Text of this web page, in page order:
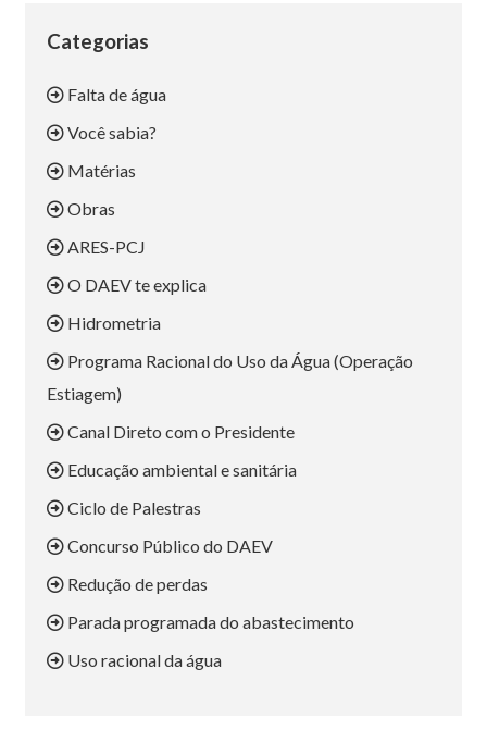
Categorias
Falta de água
Você sabia?
Matérias
Obras
ARES-PCJ
O DAEV te explica
Hidrometria
Programa Racional do Uso da Água (Operação
Estiagem)
Canal Direto com o Presidente
Educação ambiental e sanitária
Ciclo de Palestras
Concurso Público do DAEV
Redução de perdas
Parada programada do abastecimento
Uso racional da água